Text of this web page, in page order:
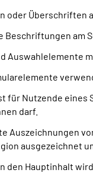
oder Überschriften
Beschriftungen
Auswahlelemente
für Nutzende
darf.
Auszeichnungen
ausgezeichnet
den Hauptinhalt